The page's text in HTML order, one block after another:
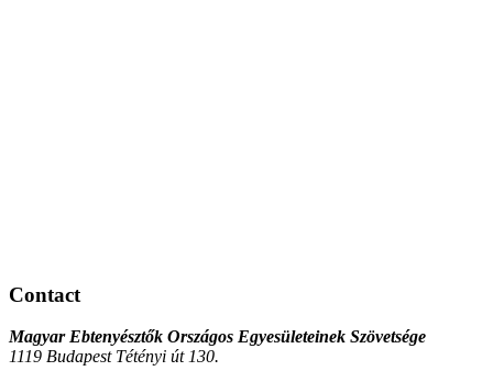
Contact
Magyar Ebtenyésztők Országos Egyesületeinek Szövetsége
1119 Budapest Tétényi út 130.